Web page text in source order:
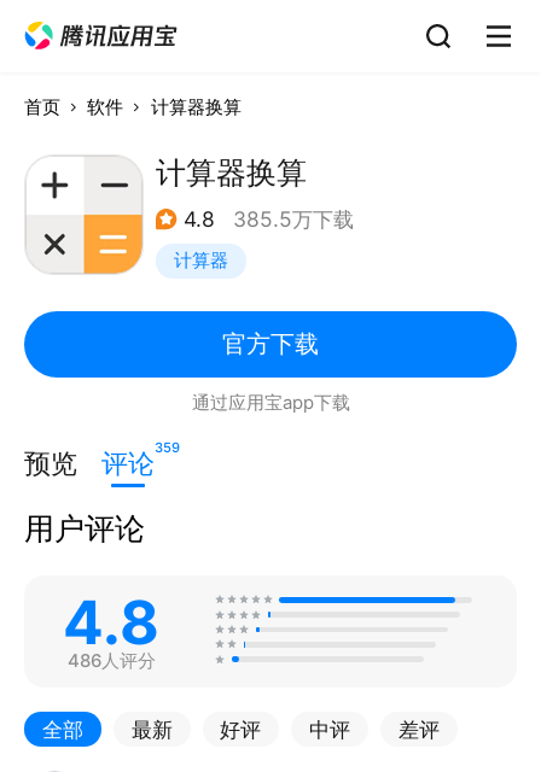
首页 软件 计算器换算
计算器换算
4.8 385.5万下载
计算器
官方下载
通过应用宝app下载
预览 评论359
用户评论
4.8
486人评分
全部 最新 好评 中评 差评